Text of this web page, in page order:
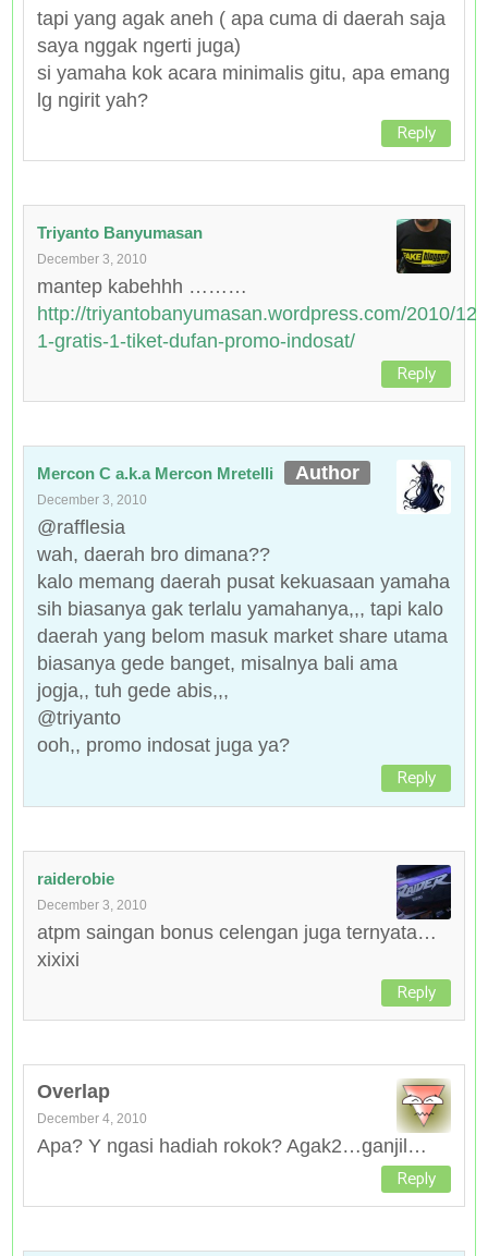
tapi yang agak aneh ( apa cuma di daerah saja
saya nggak ngerti juga)
si yamaha kok acara minimalis gitu, apa emang
lg ngirit yah?
Reply
Triyanto Banyumasan
December 3, 2010
mantep kabehhh ………
http://triyantobanyumasan.wordpress.com/2010/12/
1-gratis-1-tiket-dufan-promo-indosat/
Reply
Mercon C a.k.a Mercon Mretelli
December 3, 2010
@rafflesia
wah, daerah bro dimana??
kalo memang daerah pusat kekuasaan yamaha
sih biasanya gak terlalu yamahanya,,, tapi kalo
daerah yang belom masuk market share utama
biasanya gede banget, misalnya bali ama
jogja,, tuh gede abis,,,
@triyanto
ooh,, promo indosat juga ya?
Reply
raiderobie
December 3, 2010
atpm saingan bonus celengan juga ternyata…
xixixi
Reply
Overlap
December 4, 2010
Apa? Y ngasi hadiah rokok? Agak2…ganjil…
Reply